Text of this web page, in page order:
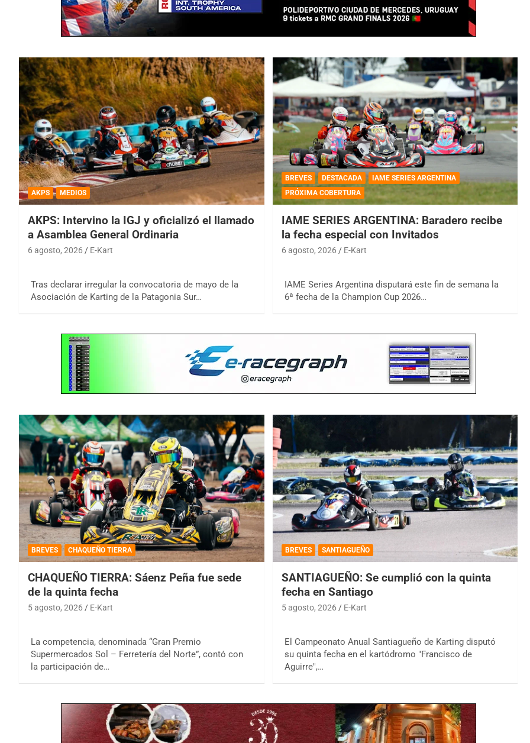
AKPS MEDIOS
AKPS: Intervino la IGJ y oficializó el llamado
a Asamblea General Ordinaria
6 agosto, 2026 E-Kart
Tras declarar irregular la convocatoria de mayo de la
Asociación de Karting de la Patagonia Sur…
BREVES DESTACADA
IAME SERIES ARGENTINA
PRÓXIMA COBERTURA
IAME SERIES ARGENTINA: Baradero recibe
la fecha especial con Invitados
6 agosto, 2026 E-Kart
IAME Series Argentina disputará este fin de semana la
6ª fecha de la Champion Cup 2026…
BREVES CHAQUEÑO TIERRA
CHAQUEÑO TIERRA: Sáenz Peña fue sede
de la quinta fecha
5 agosto, 2026 E-Kart
La competencia, denominada “Gran Premio
Supermercados Sol – Ferretería del Norte”, contó con
la participación de…
BREVES SANTIAGUEÑO
SANTIAGUEÑO: Se cumplió con la quinta
fecha en Santiago
5 agosto, 2026 E-Kart
El Campeonato Anual Santiagueño de Karting disputó
su quinta fecha en el kartódromo "Francisco de
Aguirre",…